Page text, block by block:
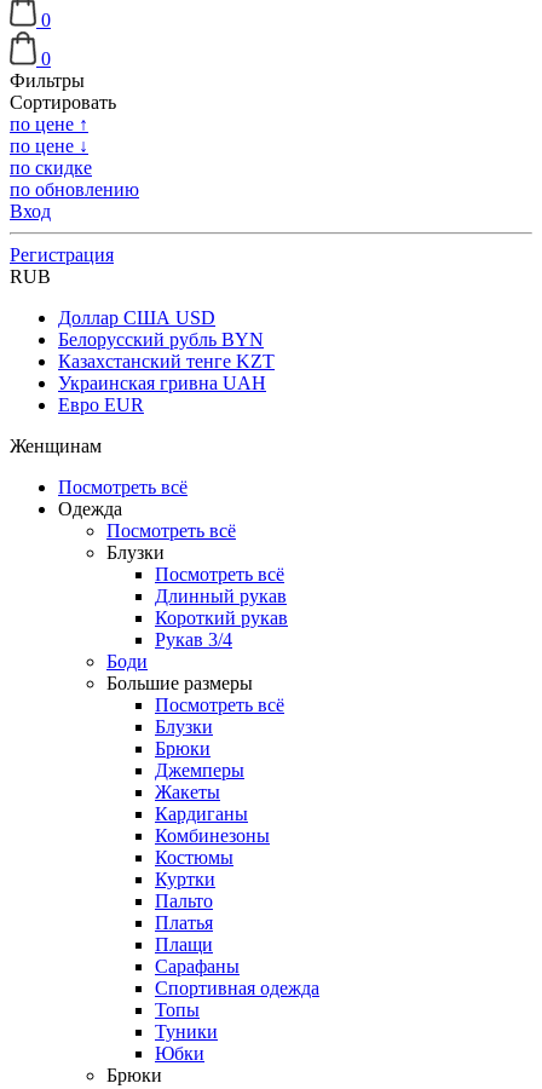
0
0
Фильтры
Сортировать
по цене ↑
по цене ↓
по скидке
по обновлению
Вход
Регистрация
RUB
Доллар США USD
Белорусский рубль BYN
Казахстанский тенге KZT
Украинская гривна UAH
Евро EUR
Женщинам
Посмотреть всё
Одежда
Посмотреть всё
Блузки
Посмотреть всё
Длинный рукав
Короткий рукав
Рукав 3/4
Боди
Большие размеры
Посмотреть всё
Блузки
Брюки
Джемперы
Жакеты
Кардиганы
Комбинезоны
Костюмы
Куртки
Пальто
Платья
Плащи
Сарафаны
Спортивная одежда
Топы
Туники
Юбки
Брюки